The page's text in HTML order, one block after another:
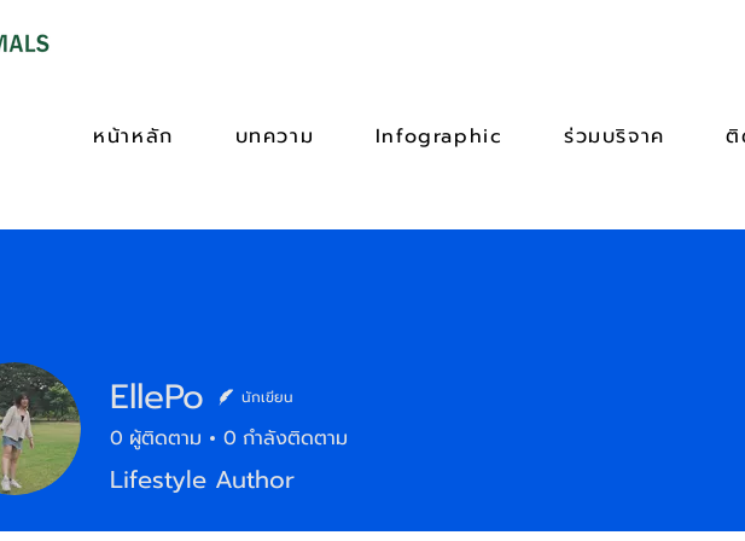
หน้าหลัก บทความ Infographic ร่วมบริจาค ติ
EllePo นักเขียน
0 ผู้ติดตาม 0 กำลังติดตาม
Lifestyle Author